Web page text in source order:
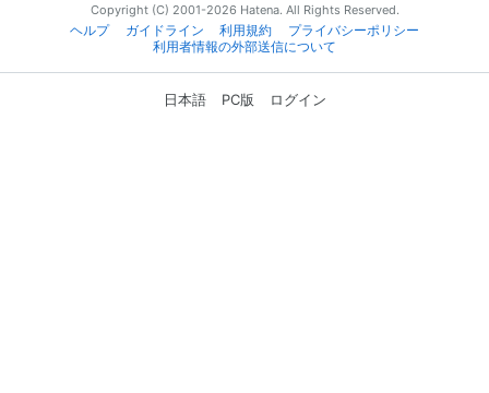
Copyright (C) 2001-2026 Hatena. All Rights Reserved.
ヘルプ
ガイドライン 利用規約
プライバシーポリシー
利用者情報の外部送信について
日本語 PC版 ログイン